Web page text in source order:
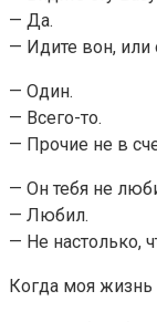
— Да.
— Идите вон, или
— Один.
— Всего-то.
— Прочие не в
— Он тебя не
— Любил.
— Не настолько,
Когда моя жизнь